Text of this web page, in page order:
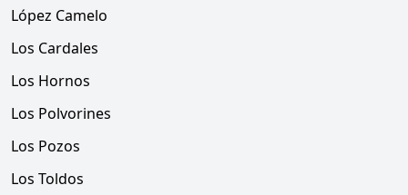
López Camelo
Los Cardales
Los Hornos
Los Polvorines
Los Pozos
Los Toldos